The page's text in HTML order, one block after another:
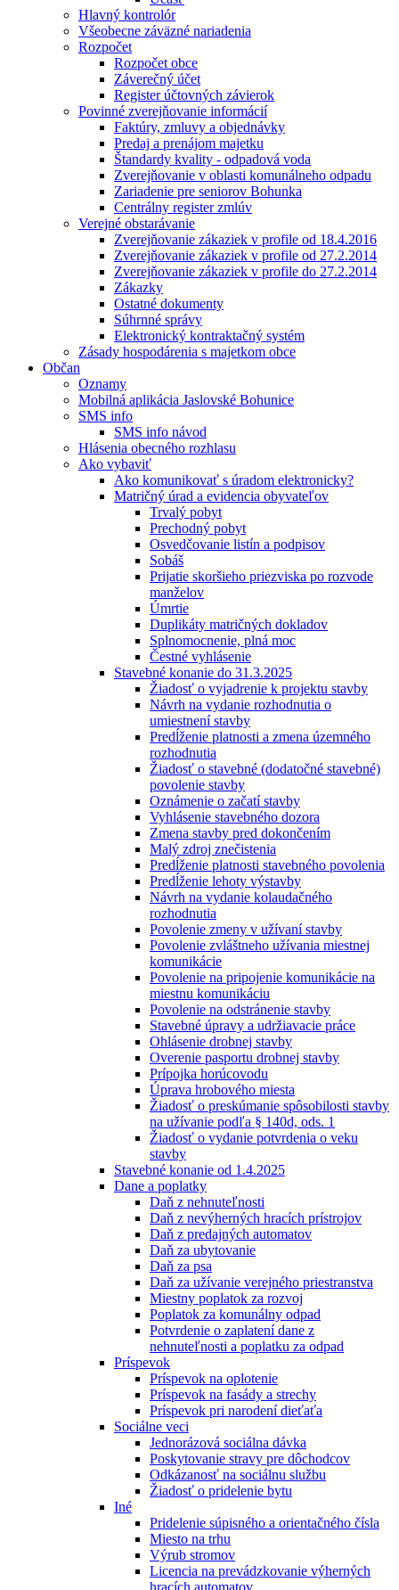
Hlavný kontrolór
Všeobecne záväzné nariadenia
Rozpočet
Rozpočet obce
Záverečný účet
Register účtovných závierok
Povinné zverejňovanie informácií
Faktúry, zmluvy a objednávky
Predaj a prenájom majetku
Štandardy kvality - odpadová voda
Zverejňovanie v oblasti komunálneho odpadu
Zariadenie pre seniorov Bohunka
Centrálny register zmlúv
Verejné obstarávanie
Zverejňovanie zákaziek v profile od 18.4.2016
Zverejňovanie zákaziek v profile od 27.2.2014
Zverejňovanie zákaziek v profile do 27.2.2014
Zákazky
Ostatné dokumenty
Súhrnné správy
Elektronický kontraktačný systém
Zásady hospodárenia s majetkom obce
Občan
Oznamy
Mobilná aplikácia Jaslovské Bohunice
SMS info
SMS info návod
Hlásenia obecného rozhlasu
Ako vybaviť
Ako komunikovať s úradom elektronicky?
Matričný úrad a evidencia obyvateľov
Trvalý pobyt
Prechodný pobyt
Osvedčovanie listín a podpisov
Sobáš
Prijatie skoršieho priezviska po rozvode
manželov
Úmrtie
Duplikáty matričných dokladov
Splnomocnenie, plná moc
Čestné vyhlásenie
Stavebné konanie do 31.3.2025
Žiadosť o vyjadrenie k projektu stavby
Návrh na vydanie rozhodnutia o
umiestnení stavby
Predĺženie platnosti a zmena územného
rozhodnutia
Žiadosť o stavebné (dodatočné stavebné)
povolenie stavby
Oznámenie o začatí stavby
Vyhlásenie stavebného dozora
Zmena stavby pred dokončením
Malý zdroj znečistenia
Predĺženie platnosti stavebného povolenia
Predĺženie lehoty výstavby
Návrh na vydanie kolaudačného
rozhodnutia
Povolenie zmeny v užívaní stavby
Povolenie zvláštneho užívania miestnej
komunikácie
Povolenie na pripojenie komunikácie na
miestnu komunikáciu
Povolenie na odstránenie stavby
Stavebné úpravy a udržiavacie práce
Ohlásenie drobnej stavby
Overenie pasportu drobnej stavby
Prípojka horúcovodu
Úprava hrobového miesta
Žiadosť o preskúmanie spôsobilosti stavby
na užívanie podľa § 140d, ods. 1
Žiadosť o vydanie potvrdenia o veku
stavby
Stavebné konanie od 1.4.2025
Dane a poplatky
Daň z nehnuteľnosti
Daň z nevýherných hracích prístrojov
Daň z predajných automatov
Daň za ubytovanie
Daň za psa
Daň za užívanie verejného priestranstva
Miestny poplatok za rozvoj
Poplatok za komunálny odpad
Potvrdenie o zaplatení dane z
nehnuteľnosti a poplatku za odpad
Príspevok
Príspevok na oplotenie
Príspevok na fasády a strechy
Príspevok pri narodení dieťaťa
Sociálne veci
Jednorázová sociálna dávka
Poskytovanie stravy pre dôchodcov
Odkázanosť na sociálnu službu
Žiadosť o pridelenie bytu
Iné
Pridelenie súpisného a orientačného čísla
Miesto na trhu
Výrub stromov
Licencia na prevádzkovanie výherných
hracích automatov